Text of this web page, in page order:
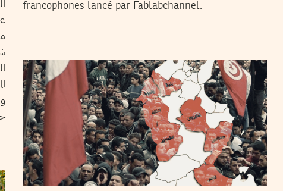
francophones lancé par Fablabchannel.